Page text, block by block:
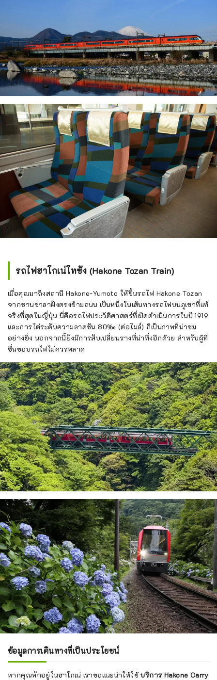
รถไฟฮาโกเน่โทซัง (Hakone Tozan Train)
เมื่อคุณมาถึงสถานี Hakone-Yumoto ให้ขึ้นรถไฟ Hakone Tozan
จากชานชาลาฝั่งตรงข้ามถนน เป็นหนึ่งในเส้นทางรถไฟบนภูเขาที่แท้
จริงที่สุดในญี่ปุ่น นี่คือรถไฟประวัติศาสตร์ที่เปิดดำเนินการในปี 1919
และการไต่ระดับความลาดชัน 80‰ (ต่อไมล์) ก็เป็นภาพที่น่าชม
อย่างยิ่ง นอกจากนี้ยังมีการสับเปลี่ยนรางที่น่าทึ่งอีกด้วย สำหรับผู้ที่
ชื่นชอบรถไฟไม่ควรพลาด
ข้อมูลการเดินทางที่เป็นประโยชน์
หากคุณพักอยู่ในฮาโกเน่ เราขอแนะนำให้ใช้บริการ Hakone Carry